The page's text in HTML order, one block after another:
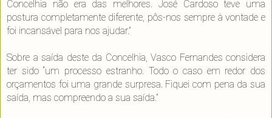
Concelhia não era das melhores. José Cardoso teve uma
postura completamente diferente, pôs-nos sempre à vontade e
foi incansável para nos ajudar.”
Sobre a saída deste da Concelhia, Vasco Fernandes considera
ter sido “um processo estranho. Todo o caso em redor dos
orçamentos foi uma grande surpresa. Fiquei com pena da sua
saída, mas compreendo a sua saída.”